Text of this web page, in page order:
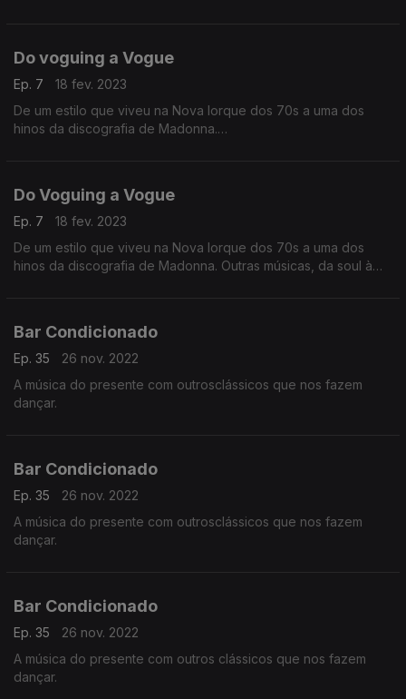
Do voguing a Vogue
Ep. 7
18 fev. 2023
De um estilo que viveu na Nova Iorque dos 70s a uma dos
hinos da discografia de Madonna.
Do Voguing a Vogue
Ep. 7
18 fev. 2023
De um estilo que viveu na Nova Iorque dos 70s a uma dos
hinos da discografia de Madonna. Outras músicas, da soul à
Bar Condicionado
Ep. 35
26 nov. 2022
A música do presente com outrosclássicos que nos fazem
dançar.
Bar Condicionado
Ep. 35
26 nov. 2022
A música do presente com outrosclássicos que nos fazem
dançar.
Bar Condicionado
Ep. 35
26 nov. 2022
A música do presente com outros clássicos que nos fazem
dançar.